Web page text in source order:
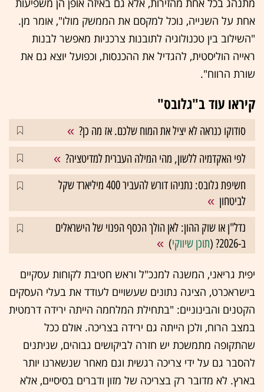
מתנהג בכל אחת מהזירות, אלא גם באיזה אופן הן משפיעות
אחת על השנייה, נוכל למקסם את הממשק מולו", אומר מן.
"השילוב בין טכנולוגיה לתובנות צרכניות מאפשר לבנות
ראייה הוליסטית, להגדיל את ההכנסות, וכפועל יוצא גם את
שורת הרווח".
קיראו עוד ב"גלובס"
סודוקו כנראה לא יציל את המוח שלכם. אז מה כן?
לפי האקדמיה ללשון, מהי המילה העברית למדיטציה?
חשיפת גלובס: נתניהו דורש להעביר 400 מיליארד שקל
לביטחון
נדל"ן או שוק ההון: לאן הולך הכסף הפנוי של הישראלים
ב-2026? (
תוכן שיווקי)
יפית גריאני, המשנה למנכ"ל וראש חטיבת לקוחות עסקיים
בישראכרט, הציגה נתונים שעשויים לעודד את בעלי העסקים
הקטנים והבינוניים: "בתחילת המלחמה הייתה ירידה דרמטית
במצב הרוח, ולכן הייתה גם ירידה בצריכה. אולם ככל
שהתקופה מתמשכת יש חזרה לביקושים גבוהים, שניתנים
להסבר גם על ידי צריכה רגשית וגם מאחר שנשארנו יותר
בארץ. לא מדובר רק בצריכה של מזון ודברים בסיסיים, אלא